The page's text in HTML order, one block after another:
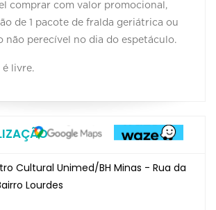
comprar com valor promocional,
de 1 pacote de fralda geriátrica ou
não perecível no dia do espetáculo.
é livre.
Cultural Unimed/BH Minas - Rua da
Lourdes